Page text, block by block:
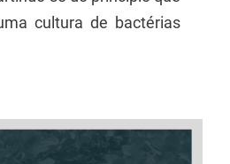
cultura de bactérias